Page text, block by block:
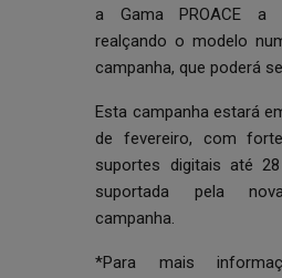
a Gama PROACE a
realçando o modelo
campanha, que poderá
Esta campanha estará
de fevereiro, com
suportes digitais até
suportada pela
campanha.
*Para mais